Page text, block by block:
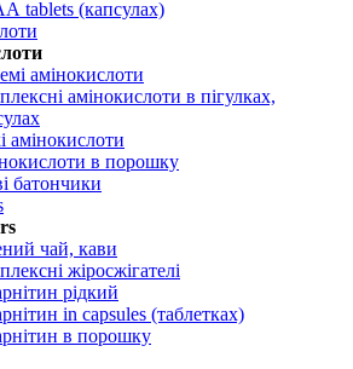
tablets (капсулах)
амінокислоти
амінокислоти в пігулках,
амінокислоти
в порошку
батончики
чай, кави
жіросжігателі
рідкий
in capsules (таблетках)
в порошку